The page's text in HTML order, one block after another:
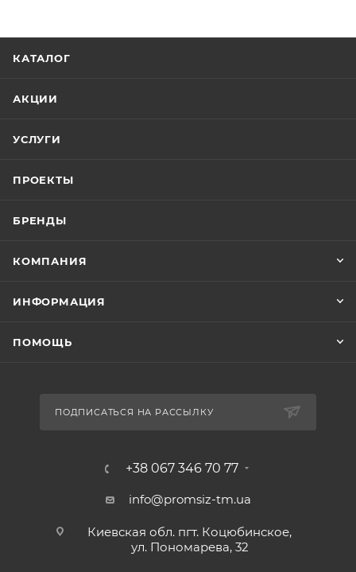
КАТАЛОГ
АКЦИИ
УСЛУГИ
ПРОЕКТЫ
БРЕНДЫ
КОМПАНИЯ
ИНФОРМАЦИЯ
ПОМОЩЬ
ПОДПИСАТЬСЯ НА РАССЫЛКУ
+38 067 346 70 77
info@promsiz-tm.ua
Киевская обл. пгт. Коцюбинское,
ул. Пономарева, 32